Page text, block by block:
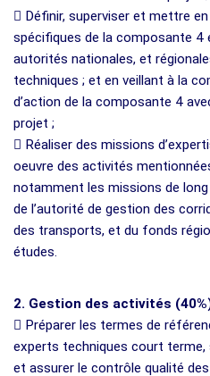
 Définir, superviser et mettre
spécifiques de la composante 4
autorités nationales, et
techniques ; et en veillant à la
d’action de la composante 4
projet ;
 Réaliser des missions
oeuvre des activités
notamment les missions de
de l’autorité de gestion des
des transports, et du fonds
études.
2. Gestion des activités
 Préparer les termes de
experts techniques court terme,
et assurer le contrôle qualité